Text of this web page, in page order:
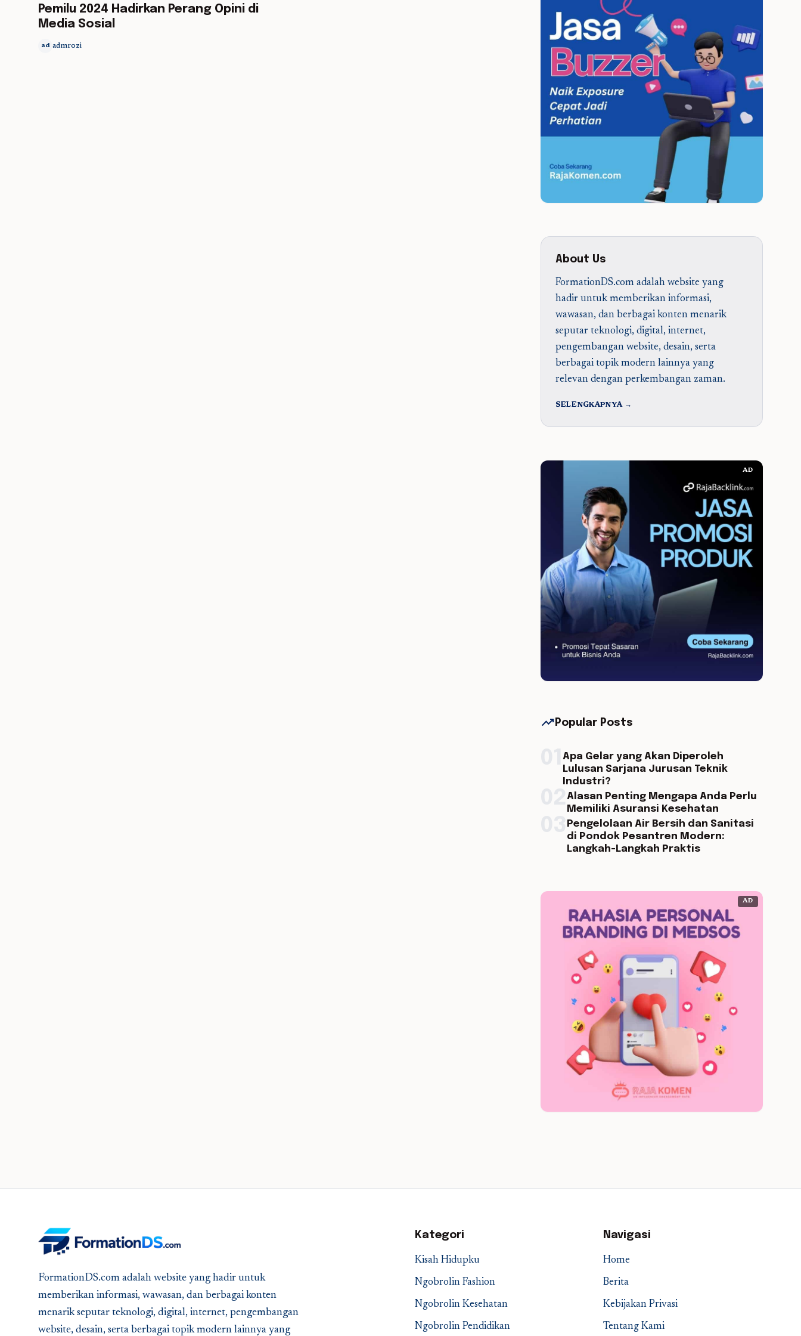
Pemilu 2024 Hadirkan Perang Opini di
Media Sosial
ad admrozi
About Us
FormationDS.com adalah website yang
hadir untuk memberikan informasi,
wawasan, dan berbagai konten menarik
seputar teknologi, digital, internet,
pengembangan website, desain, serta
berbagai topik modern lainnya yang
relevan dengan perkembangan zaman.
SELENGKAPNYA →
AD
trending_up Popular Posts
Apa Gelar yang Akan Diperoleh
Lulusan Sarjana Jurusan Teknik
Industri?
Alasan Penting Mengapa Anda Perlu
Memiliki Asuransi Kesehatan
Pengelolaan Air Bersih dan Sanitasi
di Pondok Pesantren Modern:
Langkah-Langkah Praktis
AD
FormationDS.com adalah website yang hadir untuk
memberikan informasi, wawasan, dan berbagai konten
menarik seputar teknologi, digital, internet, pengembangan
website, desain, serta berbagai topik modern lainnya yang
Kategori
Kisah Hidupku
Ngobrolin Fashion
Ngobrolin Kesehatan
Ngobrolin Pendidikan
Navigasi
Home
Berita
Kebijakan Privasi
Tentang Kami